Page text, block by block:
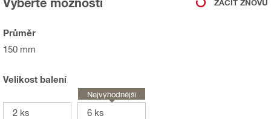
ZAČÍT ZNOVU
Průměr
150 mm
Velikost balení
2 ks 6 ks
Nejvýhodnější